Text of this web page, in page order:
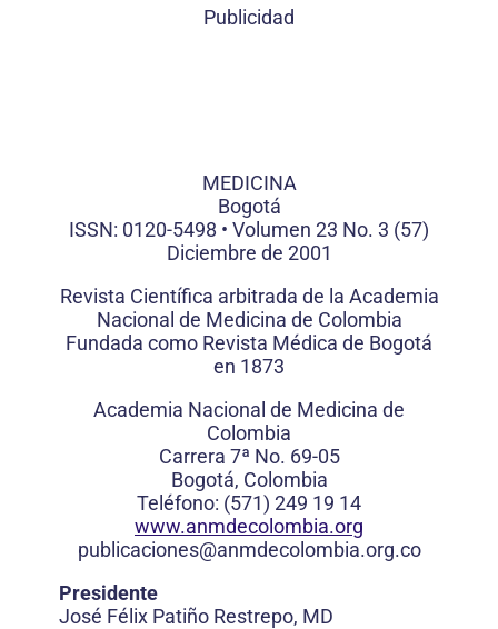
Publicidad
MEDICINA
Bogotá
ISSN: 0120-5498 • Volumen 23 No. 3 (57)
Diciembre de 2001
Revista Científica arbitrada de la Academia
Nacional de Medicina de Colombia
Fundada como Revista Médica de Bogotá
en 1873
Academia Nacional de Medicina de
Colombia
Carrera 7ª No. 69-05
Bogotá, Colombia
Teléfono: (571) 249 19 14
www.anmdecolombia.org
publicaciones@anmdecolombia.org.co
Presidente
José Félix Patiño Restrepo, MD